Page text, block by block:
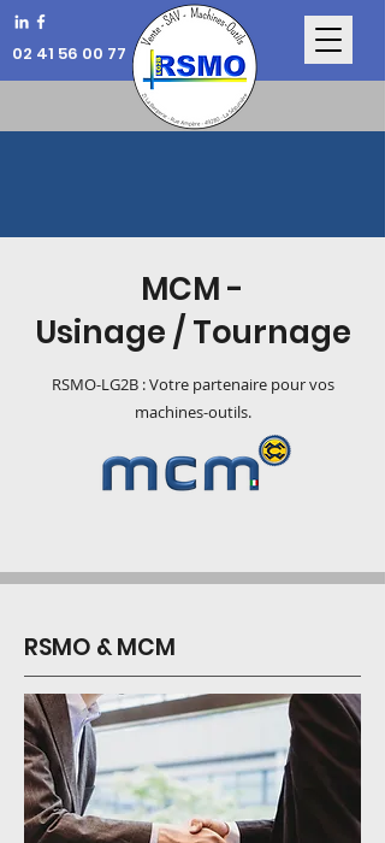
02 41 56 00 77
MCM -
Usinage / Tournage
RSMO-LG2B : Votre partenaire pour vos
machines-outils.
RSMO & MCM